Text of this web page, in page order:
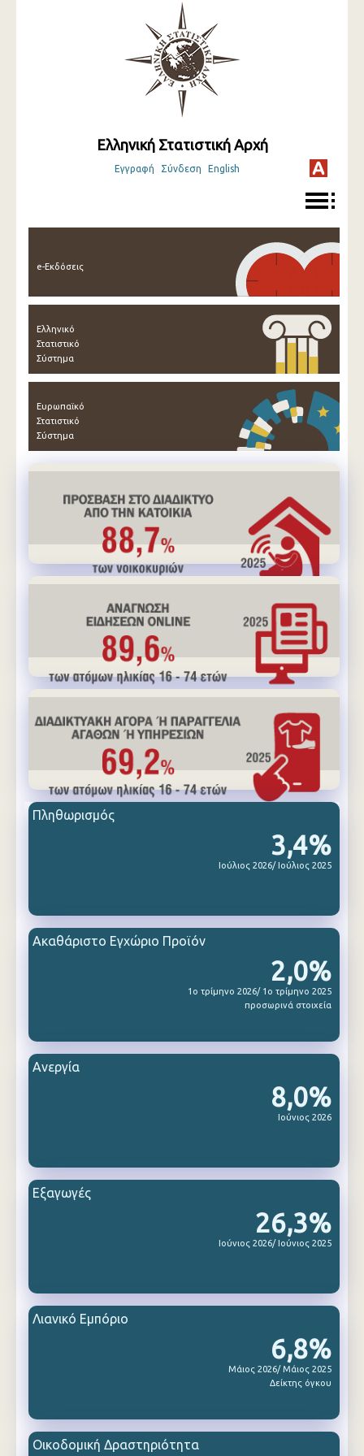
Ελληνική Στατιστική Αρχή
Εγγραφή Σύνδεση English
e-Εκδόσεις
Ελληνικό
Στατιστικό
Σύστημα
Ευρωπαϊκό
Στατιστικό
Σύστημα
3,4%
Ιούλιος 2026/ Ιούλιος 2025
Πληθωρισμός
2,0%
1ο τρίμηνο 2026/ 1ο τρίμηνο 2025
προσωρινά στοιχεία
Ακαθάριστο Εγχώριο Προϊόν
8,0%
Ιούνιος 2026
Ανεργία
26,3%
Ιούνιος 2026/ Ιούνιος 2025
Εξαγωγές
6,8%
Μάιος 2026/ Μάιος 2025
Δείκτης όγκου
Λιανικό Εμπόριο
Οικοδομική Δραστηριότητα